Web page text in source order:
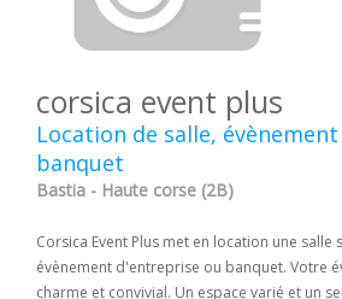
corsica event plus
Location de salle,
banquet
Bastia - Haute corse (2B)
Corsica Event Plus met en location une
évènement d'entreprise ou banquet. Votre
charme et convivial. Un espace varié et un